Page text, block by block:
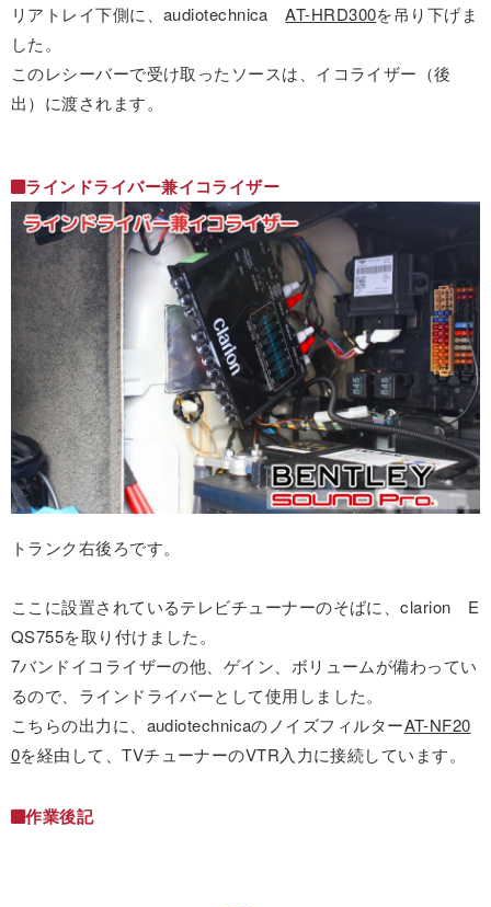
リアトレイ下側に、audiotechnicaAT-HRD300を吊り下げま
した。
このレシーバーで受け取ったソースは、イコライザー（後
出）に渡されます。
ラインドライバー兼イコライザー
トランク右後ろです。
ここに設置されているテレビチューナーのそばに、clarion E
QS755を取り付けました。
7バンドイコライザーの他、ゲイン、ボリュームが備わってい
るので、ラインドライバーとして使用しました。
こちらの出力に、audiotechnicaのノイズフィルターAT-NF20
0を経由して、TVチューナーのVTR入力に接続しています。
作業後記